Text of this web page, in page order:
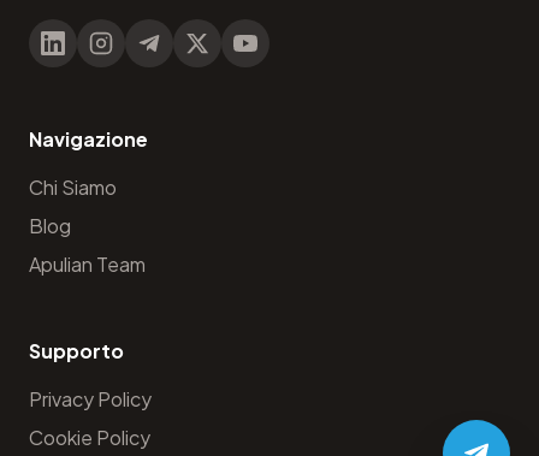
Navigazione
Chi Siamo
Blog
Apulian Team
Supporto
Privacy Policy
Cookie Policy